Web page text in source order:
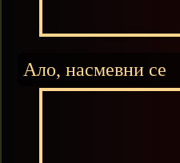
Ало, насмевни се